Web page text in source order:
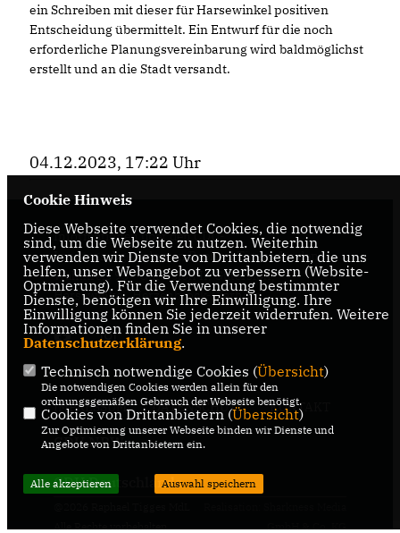
ein Schreiben mit dieser für Harsewinkel positiven
Entscheidung übermittelt. Ein Entwurf für die noch
erforderliche Planungsvereinbarung wird baldmöglichst
erstellt und an die Stadt versandt.
04.12.2023, 17:22 Uhr
Informationen über den CDU-
Landtagsabgeordneten Raphael Tigges für den
Wahlkreis 95 - Gütersloh II, Gütersloh,
Harsewinkel, Herzenbrock-Clarholz
IMPRESSUM DATENSCHUTZ KONTAKT
CDU NRW
CDU Deutschlands
Cookie Hinweis
Diese Webseite verwendet Cookies, die notwendig
sind, um die Webseite zu nutzen. Weiterhin
verwenden wir Dienste von Drittanbietern, die uns
helfen, unser Webangebot zu verbessern (Website-
Optmierung). Für die Verwendung bestimmter
Dienste, benötigen wir Ihre Einwilligung. Ihre
Einwilligung können Sie jederzeit widerrufen. Weitere
Informationen finden Sie in unserer
Datenschutzerklärung.
Technisch notwendige Cookies (Übersicht)
Die notwendigen Cookies werden allein für den
ordnungsgemäßen Gebrauch der Webseite benötigt.
Cookies von Drittanbietern (Übersicht)
Zur Optimierung unserer Webseite binden wir Dienste und
Angebote von Drittanbietern ein.
Alle akzeptieren Auswahl speichern